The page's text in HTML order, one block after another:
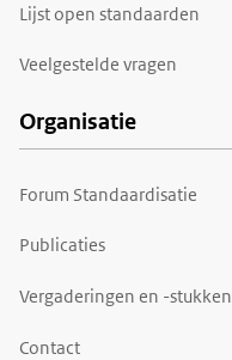
Lijst open standaarden
Veelgestelde vragen
Organisatie
Forum Standaardisatie
Publicaties
Vergaderingen en -stukken
Contact